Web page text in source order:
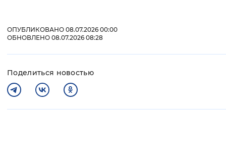
ОПУБЛИКОВАНО 08.07.2026 00:00
ОБНОВЛЕНО 08.07.2026 08:28
Поделиться новостью